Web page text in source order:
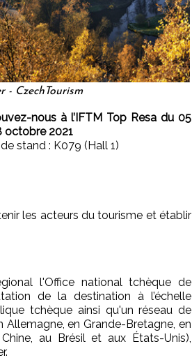
CzechTourism
nous à l’IFTM Top Resa du 05
octobre 2021
stand : K079 (Hall 1)
les acteurs du tourisme et établir
l'Office national tchèque de
de la destination à l’échelle
tchèque ainsi qu'un réseau de
Allemagne, en Grande-Bretagne, en
au Brésil et aux États-Unis),